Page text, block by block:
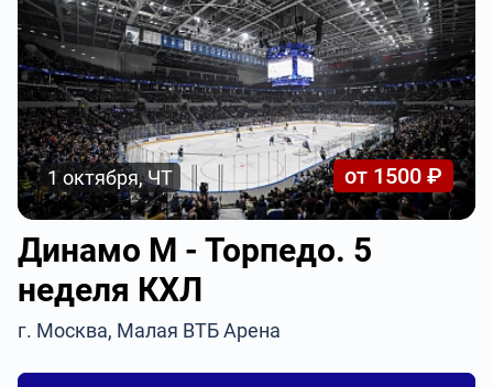
1 октября, ЧТ от 1500 ₽
Динамо М - Торпедо. 5
неделя КХЛ
г. Москва, Малая ВТБ Арена